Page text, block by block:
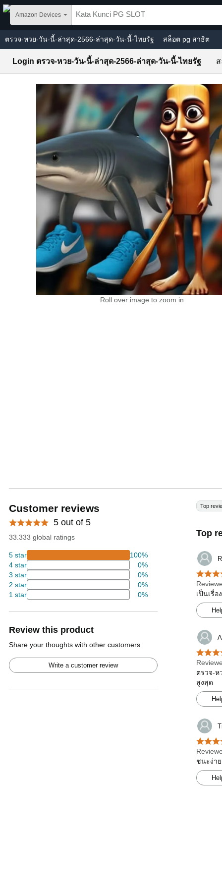
Skip to main content
Amazon Devices
ตรวจ-หวย-วัน-นี้-ล่าสุด-2566-ล่าสุด-วัน-นี้-ไทยรัฐ สล็อต pg สาธิต
Login ตรวจ-หวย-วัน-นี้-ล่าสุด-2566-ล่าสุด-วัน-นี้-ไทยรัฐ
Roll over image to zoom in
Customer reviews
5 out of 5
33.333 global ratings
5 star
100%
4 star
0%
3 star
0%
2 star
0%
1 star
0%
Review this product
Share your thoughts with other customers
Write a customer review
Top
Top
เป็นเรื่
ตรวจ-ห
สูงสุด
ชนะง่า